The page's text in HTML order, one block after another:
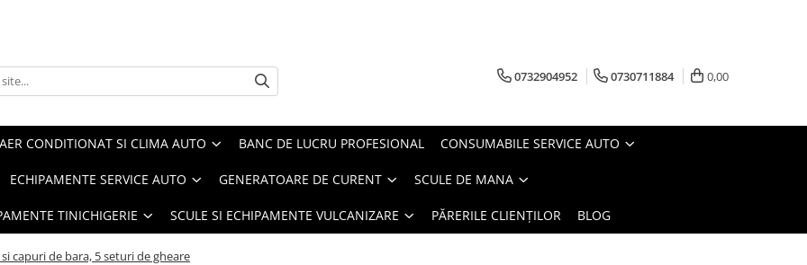
0732904952 0730711884 0,00
AER CONDITIONAT SI CLIMA AUTO BANC DE LUCRU PROFESIONAL CONSUMABILE SERVICE AUTO
ECHIPAMENTE SERVICE AUTO GENERATOARE DE CURENT SCULE DE MANA
TINICHIGERIE SCULE SI ECHIPAMENTE VULCANIZARE PĂRERILE CLIENȚILOR BLOG
capuri de bara, 5 seturi de gheare